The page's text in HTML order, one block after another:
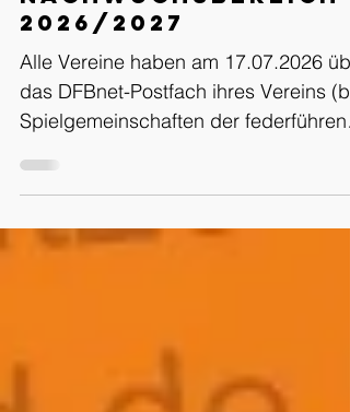
Ansetzungen
Nachwuchsbereich
2026/2027
Alle Vereine haben am 17.07.2026
das DFBnet-Postfach ihres Vereins
Spielgemeinschaften der
Verein) die Spielansetzungen für das
Staffel erhalten. Als Stammspieltage
A-/C-Junioren: Sonntag - B-Junioren:
Samstag - D-Junioren (KOL) Samstag